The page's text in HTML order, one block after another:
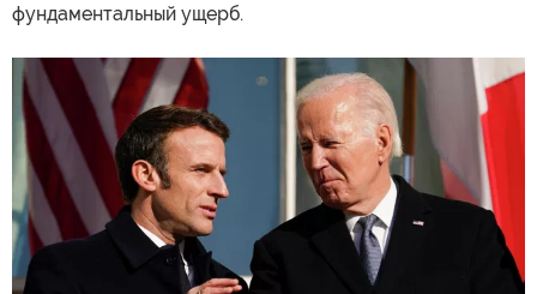
фундаментальный ущерб.